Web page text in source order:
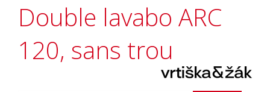
Double lavabo ARC
120, sans trou